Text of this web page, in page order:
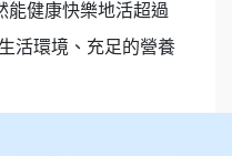
能健康快樂地活超過
活環境、充足的營養